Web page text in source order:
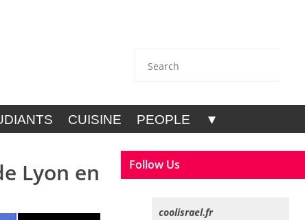
CUISINE PEOPLE ▼
Lyon en
Follow Us
coolisrael.fr